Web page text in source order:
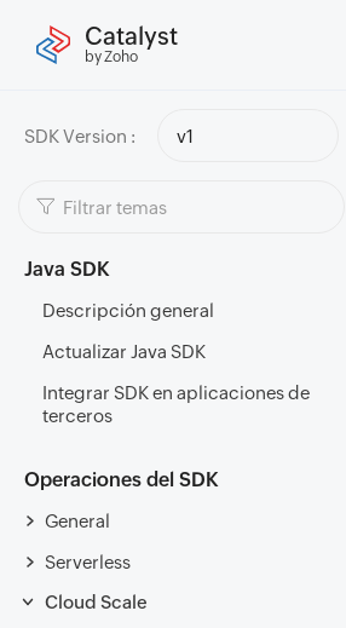
Catalyst
by Zoho
SDK Version : v1
Java SDK
Descripción general
Actualizar Java SDK
Integrar SDK en aplicaciones de
terceros
Operaciones del SDK
General
Serverless
Cloud Scale